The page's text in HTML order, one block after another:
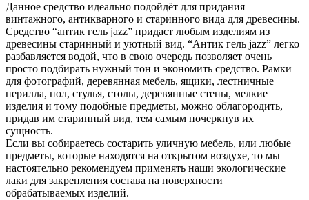
Данное средство идеально подойдёт для придания
винтажного, антикварного и старинного вида для древесины.
Средство “антик гель jazz” придаст любым изделиям из
древесины старинный и уютный вид. “Антик гель jazz” легко
разбавляется водой, что в свою очередь позволяет очень
просто подбирать нужный тон и экономить средство. Рамки
для фотографий, деревянная мебель, ящики, лестничные
перилла, пол, стулья, столы, деревянные стены, мелкие
изделия и тому подобные предметы, можно облагородить,
придав им старинный вид, тем самым почеркнув их
сущность.
Если вы собираетесь состарить уличную мебель, или любые
предметы, которые находятся на открытом воздухе, то мы
настоятельно рекомендуем применять наши экологические
лаки для закрепления состава на поверхности
обрабатываемых изделий.